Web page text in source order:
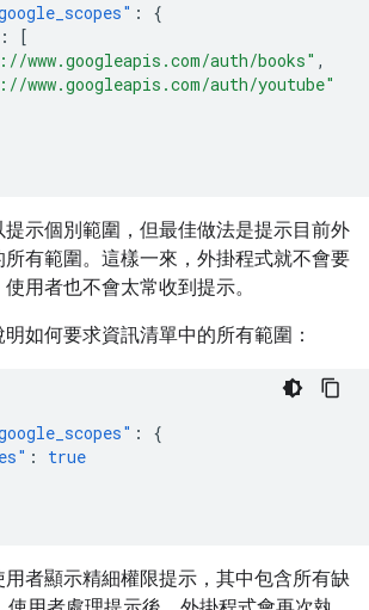
:
{
:
[
www.googleapis.com/auth/books" ,
www.googleapis.com/auth/youtube"
示個別範圍，但最佳做法是提示目前外
有範圍。這樣一來，外掛程式就不會要
用者也不會太常收到提示。
如何要求資訊清單中的所有範圍：
:
{
:
true
者顯示精細權限提示，其中包含所有缺